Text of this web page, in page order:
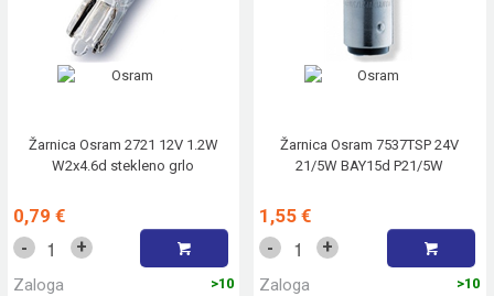
Žarnica Osram 2721 12V 1.2W
W2x4.6d stekleno grlo
0,79 €
- +
Zaloga >10
Žarnica Osram 7537TSP 24V
21/5W BAY15d P21/5W
1,55 €
- +
Zaloga >10